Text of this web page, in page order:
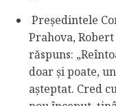
Președintele
Prahova,
răspuns:
doar și poate,
așteptat. Cred